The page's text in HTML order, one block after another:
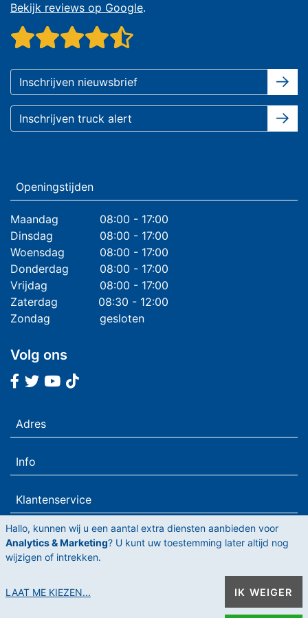
Bekijk reviews op Google.
Openingstijden
Maandag
08:00 - 17:00
Dinsdag
08:00 - 17:00
Woensdag
08:00 - 17:00
Donderdag
08:00 - 17:00
Vrijdag
08:00 - 17:00
Zaterdag
08:30 - 12:00
Zondag
gesloten
Volg ons
Facebook
TwitterYoutube
Tiktok
Adres
Info
Klantenservice
Privacy Statement
Hallo, kunnen wij u een aantal extra diensten aanbieden voor
Analytics & Marketing? U kunt uw toestemming later altijd nog
wijzigen of intrekken.
LAAT ME KIEZEN... IK WEIGER